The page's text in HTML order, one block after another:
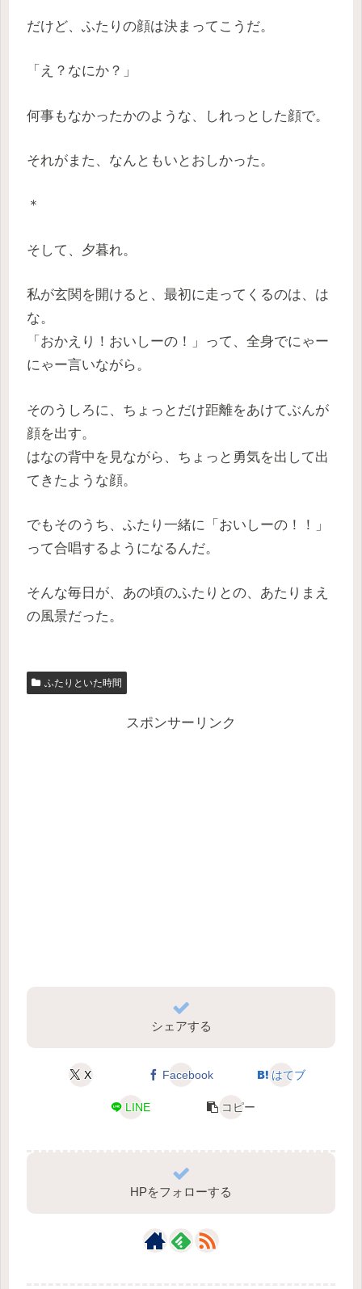
だけど、ふたりの顔は決まってこうだ。
「え？なにか？」
何事もなかったかのような、しれっとした顔で。
それがまた、なんともいとおしかった。
＊
そして、夕暮れ。
私が玄関を開けると、最初に走ってくるのは、は
な。
「おかえり！おいしーの！」って、全身でにゃー
にゃー言いながら。
そのうしろに、ちょっとだけ距離をあけてぶんが
顔を出す。
はなの背中を見ながら、ちょっと勇気を出して出
てきたような顔。
でもそのうち、ふたり一緒に「おいしーの！！」
って合唱するようになるんだ。
そんな毎日が、あの頃のふたりとの、あたりまえ
の風景だった。
ふたりといた時間
スポンサーリンク
シェアする
X Facebook はてブ
LINE コピー
HPをフォローする